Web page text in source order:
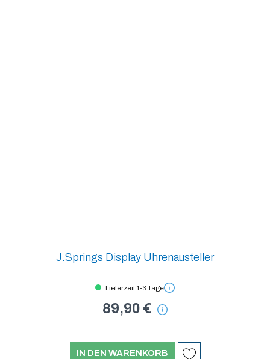
J.Springs Display Uhrenausteller
Lieferzeit 1-3 Tage
89,90 €
IN DEN WARENKORB